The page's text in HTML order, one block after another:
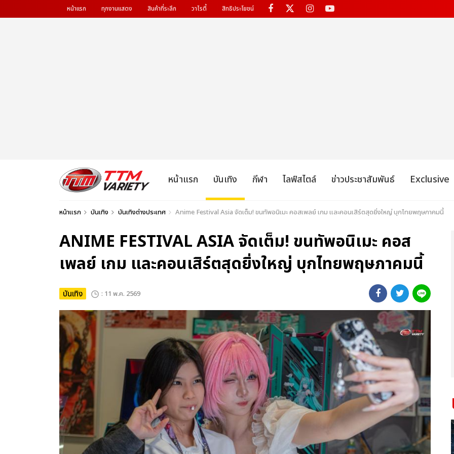
หน้าแรก ทุกงานแสดง สินค้าที่ระลึก วาไรตี้ สิทธิประโยชน์
หน้าแรก บันเทิง กีฬา ไลฟ์สไตล์ ข่าวประชาสัมพันธ์ Exclusive
หน้าแรก บันเทิง บันเทิงต่างประเทศ Anime Festival Asia จัดเต็ม! ขนทัพอนิเมะ คอสเพลย์ เกม และคอนเสิร์ตสุดยิ่งใหญ่ บุกไทยพฤษภาคมนี้
ANIME FESTIVAL ASIA จัดเต็ม! ขนทัพอนิเมะ คอส
เพลย์ เกม และคอนเสิร์ตสุดยิ่งใหญ่ บุกไทยพฤษภาคมนี้
บันเทิง : 11 พ.ค. 2569